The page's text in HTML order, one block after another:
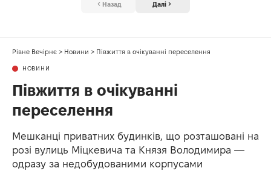
Назад Далі
Рівне Вечірнє > Новини > Півжиття в очікуванні переселення
НОВИНИ
Півжиття в очікуванні
переселення
Мешканці приватних будинків, що розташовані на
розі вулиць Міцкевича та Князя Володимира —
одразу за недобудованими корпусами